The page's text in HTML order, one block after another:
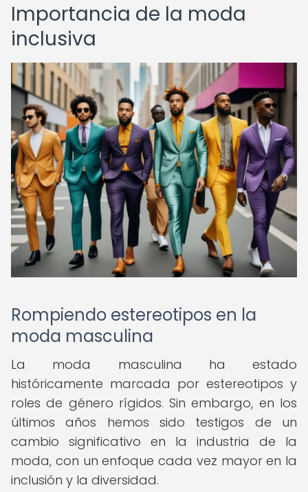
Importancia de la moda
inclusiva
Rompiendo estereotipos en la
moda masculina
La moda masculina ha estado
históricamente marcada por estereotipos y
roles de género rígidos. Sin embargo, en los
últimos años hemos sido testigos de un
cambio significativo en la industria de la
moda, con un enfoque cada vez mayor en la
inclusión y la diversidad.